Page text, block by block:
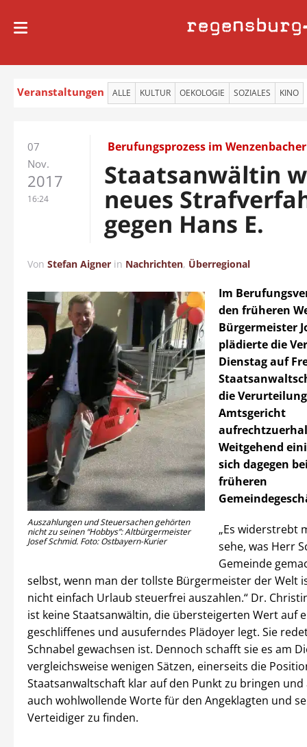
regensburg
Veranstaltungen ALLE KULTUR OEKOLOGIE SOZIALES KINO
07
Nov.
2017
16:24
Berufungsprozess im
Staatsanwältin
neues
gegen Hans E.
Von Stefan Aigner in Nachrichten, Überregional
Auszahlungen und Steuersachen gehörten
nicht zu seinen “Hobbys”: Altbürgermeister
Josef Schmid. Foto: Ostbayern-Kurier
Im
den früheren
Bürgermeister
plädierte die
Dienstag auf
die
Amtsgericht
Weitgehend
sich dagegen
früheren
„Es widerstrebt
sehe, was Herr
Gemeinde
selbst, wenn man der tollste Bürgermeister der Welt
nicht einfach Urlaub steuerfrei auszahlen.“ Dr.
ist keine Staatsanwältin, die übersteigerten Wert auf
geschliffenes und ausuferndes Plädoyer legt. Sie
Schnabel gewachsen ist. Dennoch schafft sie es am
vergleichsweise wenigen Sätzen, einerseits die
Staatsanwaltschaft klar auf den Punkt zu bringen
auch wohlwollende Worte für den Angeklagten und
Verteidiger zu finden.